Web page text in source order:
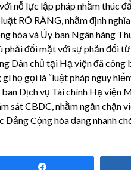
nỗ lực lập pháp nhằm thúc
RÕ RÀNG, nhằm định
hòa và Ủy ban Ngân hàng
đối mặt với sự phản đối
Dân chủ tại Hạ viện đã
họ gọi là “luật pháp nguy
Dịch vụ Tài chính Hạ viện
sát CBDC, nhằm ngăn chặn
Đảng Cộng hòa đang nhanh